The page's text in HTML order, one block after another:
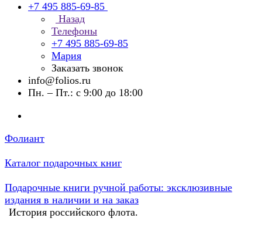
+7 495 885-69-85
Назад
Телефоны
+7 495 885-69-85
Мария
Заказать звонок
info@folios.ru
Пн. – Пт.: с 9:00 до 18:00
Фолиант
Каталог подарочных книг
Подарочные книги ручной работы: эксклюзивные
издания в наличии и на заказ
История российского флота.